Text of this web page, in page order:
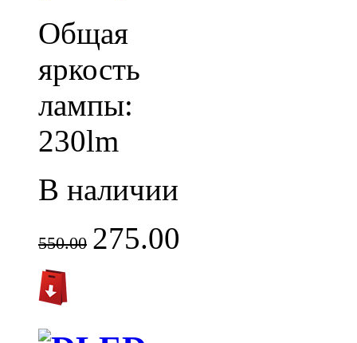
Общая
яркость
лампы:
230lm
В наличии
550.00 275.00